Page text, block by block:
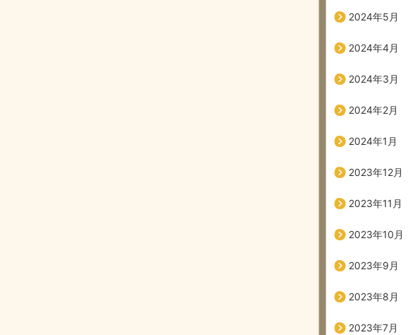
2024年5月
2024年4月
2024年3月
2024年2月
2024年1月
2023年12月
2023年11月
2023年10月
2023年9月
2023年8月
2023年7月